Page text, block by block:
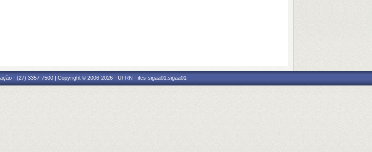
- (27) 3357-7500 | Copyright © 2006-2026 - UFRN - ifes-sigaa01.sigaa01